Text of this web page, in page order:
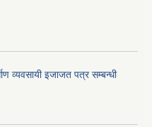
व्यवसायी इजाजत पत्र सम्बन्धी